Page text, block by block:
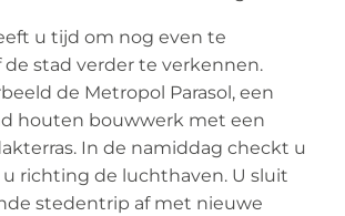
u tijd om nog even te
stad verder te verkennen.
de Metropol Parasol, een
houten bouwwerk met een
In de namiddag checkt u
richting de luchthaven. U sluit
stedentrip af met nieuwe